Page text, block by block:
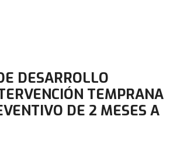
DESARROLLO
TEMPRANA
DE 2 MESES A